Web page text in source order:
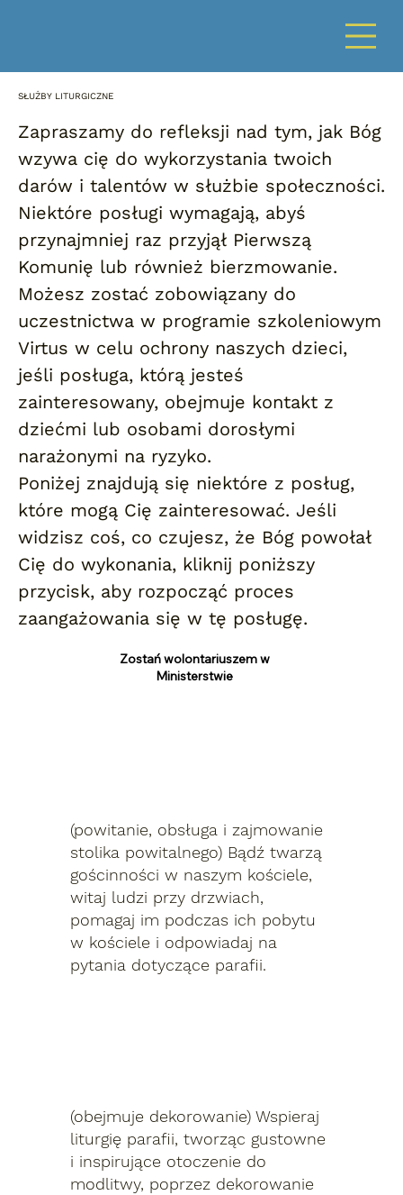
SŁUŻBY LITURGICZNE
Zapraszamy do refleksji nad tym, jak Bóg
wzywa cię do wykorzystania twoich
darów i talentów w służbie społeczności.
Niektóre posługi wymagają, abyś
przynajmniej raz przyjął Pierwszą
Komunię lub również bierzmowanie.
Możesz zostać zobowiązany do
uczestnictwa w programie szkoleniowym
Virtus w celu ochrony naszych dzieci,
jeśli posługa, którą jesteś
zainteresowany, obejmuje kontakt z
dziećmi lub osobami dorosłymi
narażonymi na ryzyko.
Poniżej znajdują się niektóre z posług,
które mogą Cię zainteresować. Jeśli
widzisz coś, co czujesz, że Bóg powołał
Cię do wykonania, kliknij poniższy
przycisk, aby rozpocząć proces
zaangażowania się w tę posługę.
Zostań wolontariuszem w
Ministerstwie
(powitanie, obsługa i zajmowanie
stolika powitalnego) Bądź twarzą
gościnności w naszym kościele,
witaj ludzi przy drzwiach,
pomagaj im podczas ich pobytu
w kościele i odpowiadaj na
pytania dotyczące parafii.
(obejmuje dekorowanie) Wspieraj
liturgię parafii, tworząc gustowne
i inspirujące otoczenie do
modlitwy, poprzez dekorowanie